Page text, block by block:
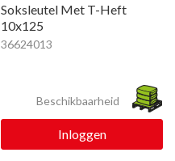
Soksleutel Met T-Heft
10x125
36624013
Beschikbaarheid
Inloggen